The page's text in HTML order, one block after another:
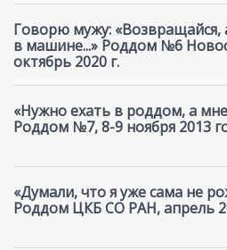
Говорю мужу: «Возвращайся,
в машине...» Роддом №6
октябрь 2020 г.
«Нужно ехать в роддом, а мне
Роддом №7, 8-9 ноября 2013
«Думали, что я уже сама не
Роддом ЦКБ СО РАН, апрель